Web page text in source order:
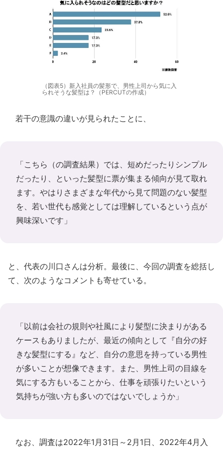
（図表5）新入社員の髪形で、男性上司から気に入
られそうな髪型は？（PERCUTの作成）
若干の意識の違いが見られたことに、
「こちら（の調査結果）では、短めだったりシンプル
だったり、といった髪型に票が集まる傾向が見て取れ
ます。やはりさまざまな年代から見て問題のない髪型
を、若い世代も感覚としては理解しているという点が
興味深いです」
と、代表の川口さんは分析。最後に、今回の調査を総括し
て、次のようなコメントも寄せている。
「以前は会社の規則や社風により髪型に決まりがある
ケースもありましたが、最近の傾向として『自分の好
きな髪型にする』など、自分の意思を持っている男性
が多いことが想像できます。また、男性上司の目線を
気にする方もいることから、仕事を頑張りたいという
気持ちが強い方も多いのではないでしょうか」
なお、調査は2022年1月31日～2月1日、2022年4月入